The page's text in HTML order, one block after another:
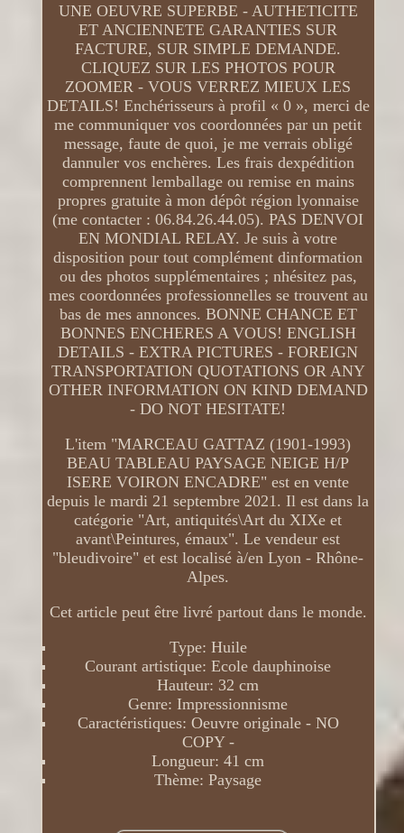
UNE OEUVRE SUPERBE - AUTHETICITE
ET ANCIENNETE GARANTIES SUR
FACTURE, SUR SIMPLE DEMANDE.
CLIQUEZ SUR LES PHOTOS POUR
ZOOMER - VOUS VERREZ MIEUX LES
DETAILS! Enchérisseurs à profil « 0 », merci de
me communiquer vos coordonnées par un petit
message, faute de quoi, je me verrais obligé
dannuler vos enchères. Les frais dexpédition
comprennent lemballage ou remise en mains
propres gratuite à mon dépôt région lyonnaise
(me contacter : 06.84.26.44.05). PAS DENVOI
EN MONDIAL RELAY. Je suis à votre
disposition pour tout complément dinformation
ou des photos supplémentaires ; nhésitez pas,
mes coordonnées professionnelles se trouvent au
bas de mes annonces. BONNE CHANCE ET
BONNES ENCHERES A VOUS! ENGLISH
DETAILS - EXTRA PICTURES - FOREIGN
TRANSPORTATION QUOTATIONS OR ANY
OTHER INFORMATION ON KIND DEMAND
- DO NOT HESITATE!
L'item "MARCEAU GATTAZ (1901-1993)
BEAU TABLEAU PAYSAGE NEIGE H/P
ISERE VOIRON ENCADRE" est en vente
depuis le mardi 21 septembre 2021. Il est dans la
catégorie "Art, antiquités\Art du XIXe et
avant\Peintures, émaux". Le vendeur est
"bleudivoire" et est localisé à/en Lyon - Rhône-
Alpes.
Cet article peut être livré partout dans le monde.
Type: Huile
Courant artistique: Ecole dauphinoise
Hauteur: 32 cm
Genre: Impressionnisme
Caractéristiques: Oeuvre originale - NO
COPY -
Longueur: 41 cm
Thème: Paysage